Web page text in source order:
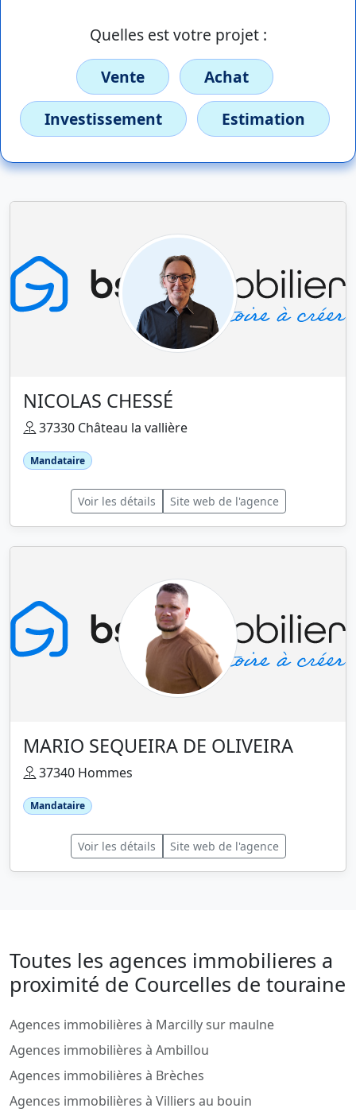
Quelles est votre projet :
Vente
Achat
Investissement
Estimation
NICOLAS CHESSÉ
37330 Château la vallière
Mandataire
Voir les détails Site web de l'agence
MARIO SEQUEIRA DE OLIVEIRA
37340 Hommes
Mandataire
Voir les détails Site web de l'agence
Toutes les agences immobilieres a
proximité de Courcelles de touraine
Agences immobilières à Marcilly sur maulne
Agences immobilières à Ambillou
Agences immobilières à Brèches
Agences immobilières à Villiers au bouin